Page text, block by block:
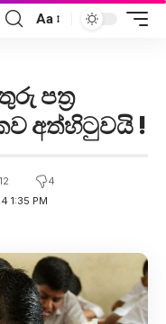
Aa
පත්‍ර
අත්හිටුවයි !
1:35 PM
12 4